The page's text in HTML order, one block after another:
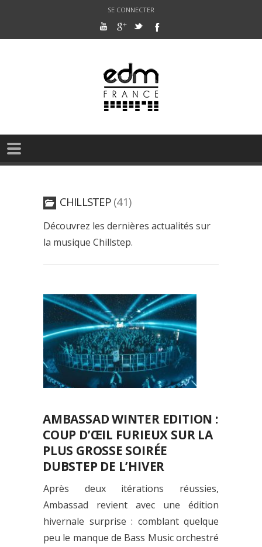
SE CONNECTER
CHILLSTEP 41
Découvrez les dernières actualités sur
la musique Chillstep.
AMBASSAD WINTER EDITION :
COUP D’ŒIL FURIEUX SUR LA
PLUS GROSSE SOIRÉE
DUBSTEP DE L’HIVER
Après deux itérations réussies,
Ambassad revient avec une édition
hivernale surprise : comblant quelque
peu le manque de Bass Music orchestré